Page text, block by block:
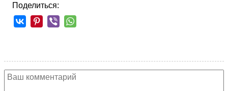
Поделиться: